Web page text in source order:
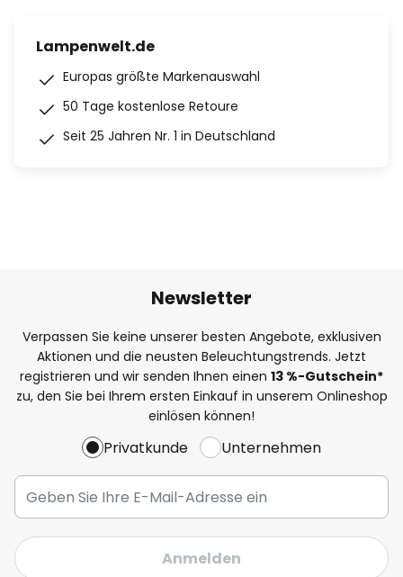
Lampenwelt.de
Europas größte Markenauswahl
50 Tage kostenlose Retoure
Seit 25 Jahren Nr. 1 in Deutschland
Newsletter
Verpassen Sie keine unserer besten Angebote, exklusiven
Aktionen und die neusten Beleuchtungstrends. Jetzt
registrieren und wir senden Ihnen einen 13 %-Gutschein*
zu, den Sie bei Ihrem ersten Einkauf in unserem Onlineshop
einlösen können!
Privatkunde Unternehmen
Anmelden